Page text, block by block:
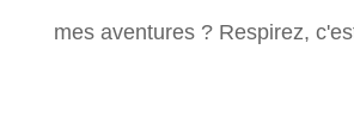
mes aventures ? Respirez,